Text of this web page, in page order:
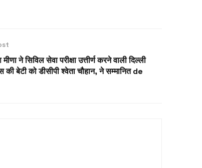
मीणा ने सिविल सेवा परीक्षा उत्तीर्ण करने वाली दिल्ली
की बेटी को डीसीपी श्वेता चौहान, ने सम्मानित de